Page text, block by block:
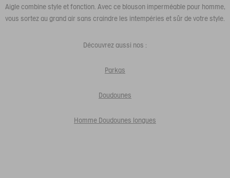
Aigle combine style et fonction. Avec ce blouson imperméable pour homme,
vous sortez au grand air sans craindre les intempéries et sûr de votre style.
Découvrez aussi nos :
Parkas
Doudounes
Homme Doudounes longues